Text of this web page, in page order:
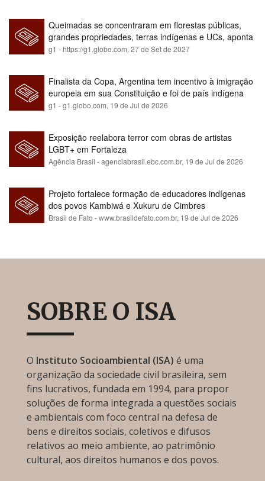
Queimadas se concentraram em florestas públicas,
grandes propriedades, terras indígenas e UCs, aponta
relatório
g1 - https://g1.globo.com,27 de Set de 2027
Finalista da Copa, Argentina tem incentivo à imigração
europeia em sua Constituição e foi de país indígena
para maioria branca
g1 - g1.globo.com, 19 de Jul de 2026
Exposição reelabora terror com obras de artistas
LGBT+ em Fortaleza
Agência Brasil - agenciabrasil.ebc.com.br, 19 de Jul de 2026
Projeto fortalece formação de educadores indígenas
dos povos Kambiwá e Xukuru de Cimbres
Brasil de Fato - www.brasildefato.com.br, 19 de Jul de 2026
SOBRE O ISA
O Instituto Socioambiental (ISA) é uma
organização da sociedade civil brasileira, sem
fins lucrativos, fundada em 1994, para propor
soluções de forma integrada a questões sociais
e ambientais com foco central na defesa de
bens e direitos sociais, coletivos e difusos
relativos ao meio ambiente, ao patrimônio
cultural, aos direitos humanos e dos povos.